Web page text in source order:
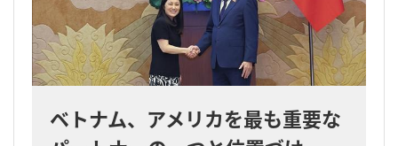
ベトナム、アメリカを最も重要な